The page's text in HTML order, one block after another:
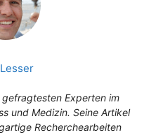
Experten im
und Medizin. Seine Artikel
Recherchearbeiten